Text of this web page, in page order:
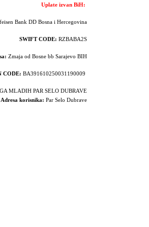
Uplate izvan BiH:
Bank DD Bosna i Hercegovina
SWIFT CODE: RZBABA2S
Zmaja od Bosne bb Sarajevo BIH
CODE: BA391610250031190009
MLADIH PAR SELO DUBRAVE
Adresa korisnika: Par Selo Dubrave